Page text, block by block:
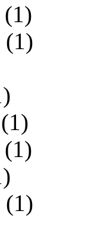
(1)
(1)
(1)
(1)
(1)